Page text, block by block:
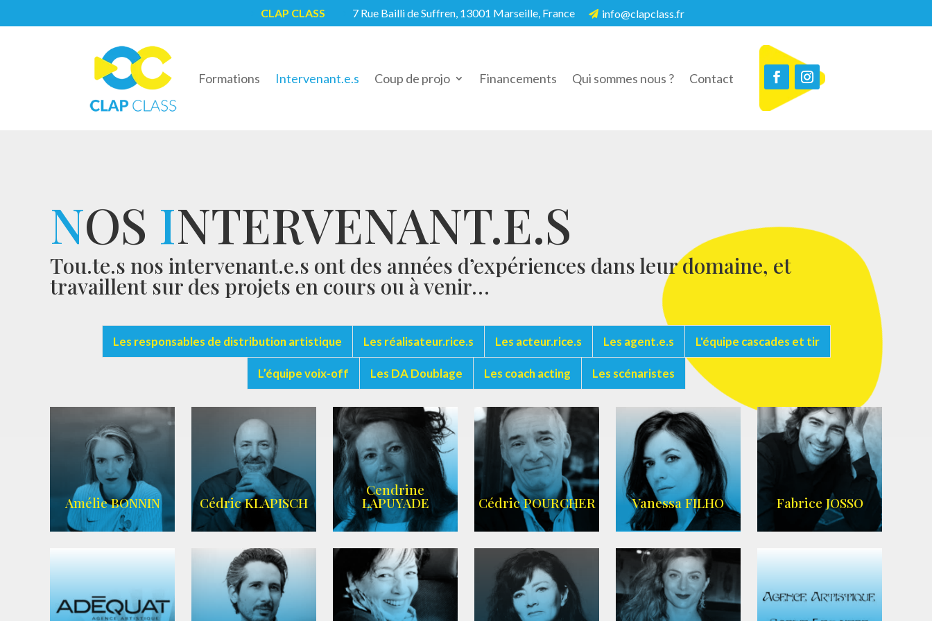
CLAP CLASS 7 Rue Bailli de Suffren, 13001 Marseille, France  info@clapclass.fr
Formations Intervenant.e.s Coup de projo Financements Qui sommes nous ? Contact
NOS INTERVENANT.E.S
Tou.te.s nos intervenant.e.s ont des années d’expériences dans leur domaine, et
travaillent sur des projets en cours ou à venir…
Les responsables de distribution artistique Les réalisateur.rice.s Les acteur.rice.s Les agent.e.s L'équipe cascades et tir
L’équipe voix-off Les DA Doublage Les coach acting Les scénaristes
Amélie BONNIN
WIKIPEDIA
|
SITE OFFICIEL|
Cédric KLAPISCH
Cendrine
LAPUYADE Cédric POURCHER
AGENCE ARC-
Vanessa FILHO Fabrice JOSSO